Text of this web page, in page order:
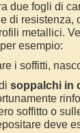
due fogli di
di resistenza,
metallici.
esempio:
i soffitti,
soppalchi in
soffitto o
deve